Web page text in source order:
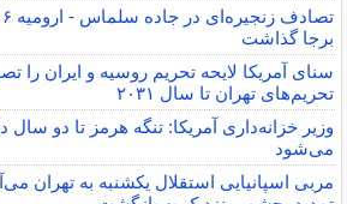
برجا گذاشت
سنای آمریکا لایحه تحریم روسیه و ایران را
تحریم‌های تهران تا سال ۲۰۳۱
وزیر خزانه‌داری آمریکا: تنگه هرمز تا دو سال
می‌شود
مربی اسپانیایی استقلال یکشنبه به تهران